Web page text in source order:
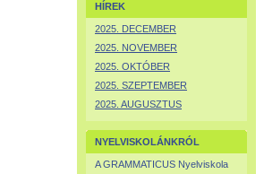
HÍREK
2025. DECEMBER
2025. NOVEMBER
2025. OKTÓBER
2025. SZEPTEMBER
2025. AUGUSZTUS
NYELVISKOLÁNKRÓL
A GRAMMATICUS Nyelviskola